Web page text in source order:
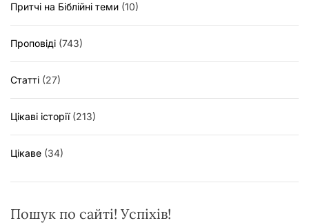
Притчі на Біблійні теми (10)
Проповіді (743)
Статті (27)
Цікаві історії(213)
Цікаве (34)
Пошук по сайті! Успіхів!